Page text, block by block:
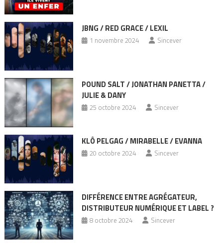
JBNG / RED GRACE / LEXIL
1 novembre 2024 Sincever
POUND SALT / JONATHAN PANETTA /
JULIE & DANY
25 octobre 2024 Sincever
KLÔ PELGAG / MIRABELLE / EVANNA
20 octobre 2024 Sincever
DIFFÉRENCE ENTRE AGRÉGATEUR,
DISTRIBUTEUR NUMÉRIQUE ET LABEL ?
8 octobre 2024 Sincever